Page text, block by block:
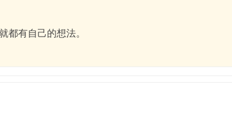
都有自己的想法。